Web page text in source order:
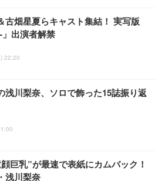
古畑星夏らキャスト集結！ 実写版
」出演者解禁
22:20
浅川梨奈、ソロで飾った15誌振り返
巨乳”が最速で表紙にカムバック！
浅川梨奈